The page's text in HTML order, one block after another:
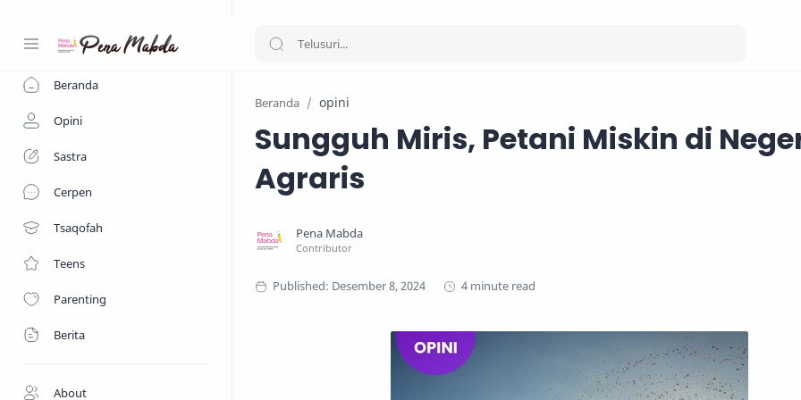
Beranda
Opini
Sastra
Cerpen
Tsaqofah
Teens
Parenting
Berita
About
Beranda opini
Sungguh Miris, Petani Miskin di
Agraris
4 minute read